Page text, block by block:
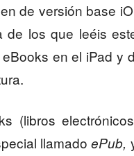
de versión base
de los que leéis
en el iPad y
(libros
llamadoePub,